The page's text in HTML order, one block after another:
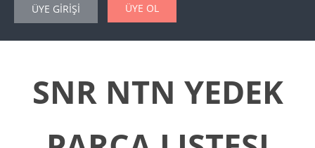
Şase Numarası VIN Yedekparça Sorgulama
Hakkımızda
Forum
ÜYE GİRİŞİ ÜYE OL
SNR NTN YEDEK